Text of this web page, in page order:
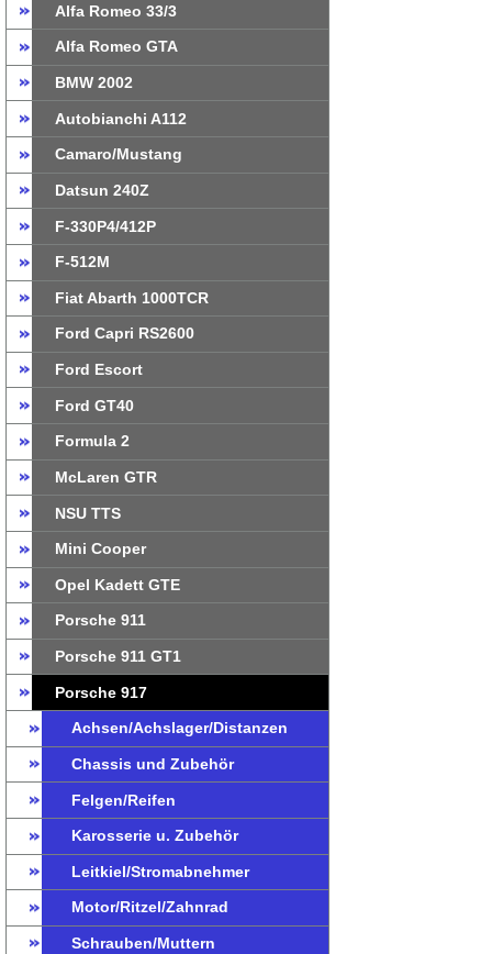
Alfa Romeo 33/3
Alfa Romeo GTA
BMW 2002
Autobianchi A112
Camaro/Mustang
Datsun 240Z
F-330P4/412P
F-512M
Fiat Abarth 1000TCR
Ford Capri RS2600
Ford Escort
Ford GT40
Formula 2
McLaren GTR
NSU TTS
Mini Cooper
Opel Kadett GTE
Porsche 911
Porsche 911 GT1
Porsche 917
Achsen/Achslager/Distanzen
Chassis und Zubehör
Felgen/Reifen
Karosserie u. Zubehör
Leitkiel/Stromabnehmer
Motor/Ritzel/Zahnrad
Schrauben/Muttern